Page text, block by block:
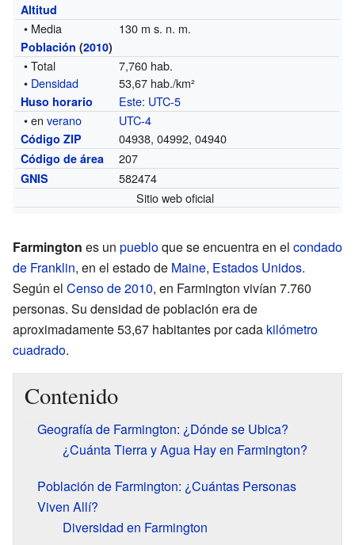
Altitud
• Media 130 m s. n. m.
Población (2010)
• Total
7,760 hab.
• Densidad 53,67 hab./km²
Huso horario Este: UTC-5
• enverano UTC-4
Código ZIP 04938, 04992, 04940
Código de área 207
GNIS
582474
Sitio web oficial
Farmington es un puebloque se encuentra en el condado
de Franklin, en el estado de Maine, Estados Unidos.
Según el Censo de 2010, en Farmington vivían 7.760
personas. Su densidad de población era de
aproximadamente 53,67 habitantes por cada kilómetro
cuadrado.
Contenido
Geografía de Farmington: ¿Dónde se Ubica?
¿Cuánta Tierra y Agua Hay en Farmington?
Población de Farmington: ¿Cuántas Personas
Viven Allí?
Diversidad en Farmington